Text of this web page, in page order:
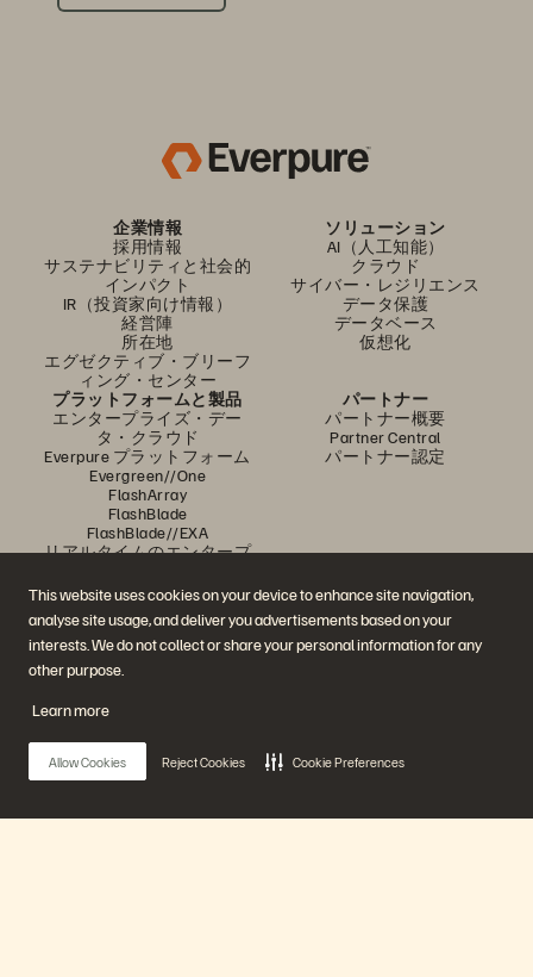
This website uses cookies on your device to enhance site navigation,
analyse site usage, and deliver you advertisements based on your
interests. We do not collect or share your personal information for any
other purpose.
Learn more
Allow Cookies Reject Cookies Cookie Preferences
企業情報
採用情報
サステナビリティと社会的
インパクト
IR（投資家向け情報）
経営陣
所在地
エグゼクティブ・ブリーフ
ィング・センター
ソリューション
AI（人工知能）
クラウド
サイバー・レジリエンス
データ保護
データベース
仮想化
プラットフォームと製品
エンタープライズ・デー
タ・クラウド
Everpure プラットフォーム
Evergreen//One
FlashArray
FlashBlade
FlashBlade//EXA
リアルタイムのエンタープ
Portworx
パートナー
パートナー概要
Partner Central
パートナー認定
Pure360 デモ
イベントと Web セミナー
製品その他の最新情報
ニュースルーム
お客さまコミュニティ
ナレッジ・用語
ご相談・お問い合わせ
認定プログラム